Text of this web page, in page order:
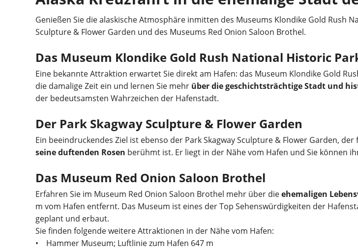
Genießen Sie die alaskische Atmosphäre inmitten des Museums Klondike Gold Rush
Sculpture & Flower Garden und des Museums Red Onion Saloon Brothel.
Das Museum Klondike Gold Rush National Historic
Eine bekannte Attraktion erwartet Sie direkt am Hafen: das Museum Klondike Gold
die damalige Zeit ein und lernen Sie mehr über die geschichtsträchtige Stadt und
der bedeutsamsten Wahrzeichen der Hafenstadt.
Der Park Skagway Sculpture & Flower Garden
Ein beeindruckendes Ziel ist ebenso der Park Skagway Sculpture & Flower Garden, der
seine duftenden Rosen berühmt ist. Er liegt in der Nähe vom Hafen und Sie können
Das Museum Red Onion Saloon Brothel
Erfahren Sie im Museum Red Onion Saloon Brothel mehr über dieehemaligen
m vom Hafen entfernt. Das Museum ist eines der Top Sehenswürdigkeiten der
geplant und erbaut.
Sie finden folgende weitere Attraktionen in der Nähe vom Hafen:
• Hammer Museum; Luftlinie zum Hafen 647 m